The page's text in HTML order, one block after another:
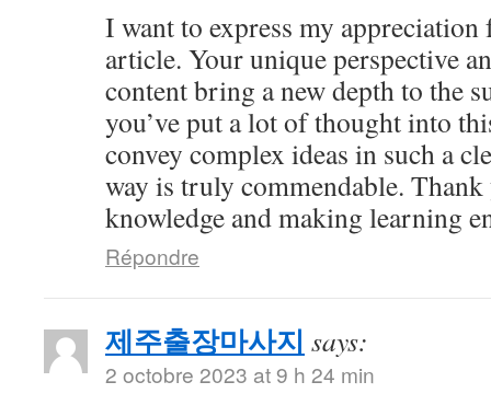
I want to express my
article. Your unique perspective
content bring a new depth to the
you’ve put a lot of thought into
convey complex ideas in such a
way is truly commendable.
knowledge and making learning
Répondre
제주출장마사지 says:
2 octobre 2023 at 9 h 24 min